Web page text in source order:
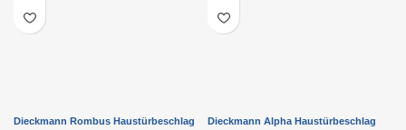
Dieckmann Rombus Haustürbeschlag
Dieckmann Alpha Haustürbeschlag